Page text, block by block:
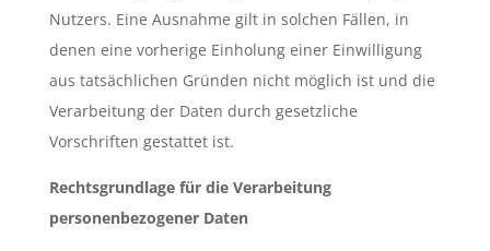
Nutzers. Eine Ausnahme gilt in solchen Fällen, in
denen eine vorherige Einholung einer Einwilligung
aus tatsächlichen Gründen nicht möglich ist und die
Verarbeitung der Daten durch gesetzliche
Vorschriften gestattet ist.
Rechtsgrundlage für die Verarbeitung
personenbezogener Daten